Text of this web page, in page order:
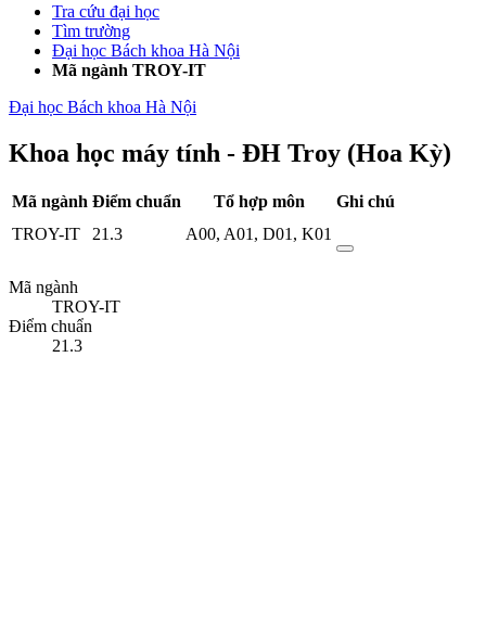
Tra cứu đại học
Tìm trường
Đại học Bách khoa Hà Nội
Mã ngành TROY-IT
Đại học Bách khoa Hà Nội
Khoa học máy tính - ĐH Troy (Hoa Kỳ)
Mã ngành Điểm chuẩn Tổ hợp môn
Ghi chú
TROY-IT
21.3 A00, A01, D01, K01
Mã ngành
TROY-IT
Điểm chuẩn
21.3